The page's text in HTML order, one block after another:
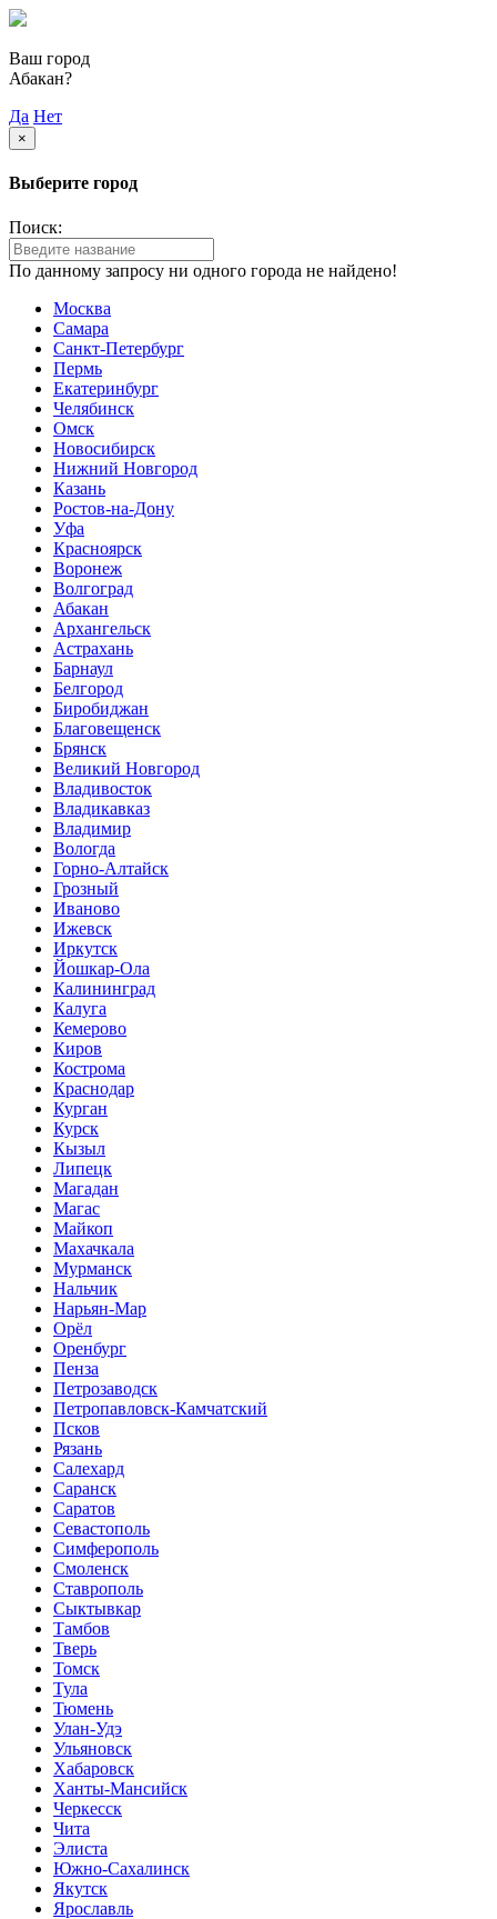
Ваш город
Абакан?
Да Нет
×
Выберите город
Поиск:
По данному запросу ни одного города не найдено!
Москва
Самара
Санкт-Петербург
Пермь
Екатеринбург
Челябинск
Омск
Новосибирск
Нижний Новгород
Казань
Ростов-на-Дону
Уфа
Красноярск
Воронеж
Волгоград
Абакан
Архангельск
Астрахань
Барнаул
Белгород
Биробиджан
Благовещенск
Брянск
Великий Новгород
Владивосток
Владикавказ
Владимир
Вологда
Горно-Алтайск
Грозный
Иваново
Ижевск
Иркутск
Йошкар-Ола
Калининград
Калуга
Кемерово
Киров
Кострома
Краснодар
Курган
Курск
Кызыл
Липецк
Магадан
Магас
Майкоп
Махачкала
Мурманск
Нальчик
Нарьян-Мар
Орёл
Оренбург
Пенза
Петрозаводск
Петропавловск-Камчатский
Псков
Рязань
Салехард
Саранск
Саратов
Севастополь
Симферополь
Смоленск
Ставрополь
Сыктывкар
Тамбов
Тверь
Томск
Тула
Тюмень
Улан-Удэ
Ульяновск
Хабаровск
Ханты-Мансийск
Черкесск
Чита
Элиста
Южно-Сахалинск
Якутск
Ярославль